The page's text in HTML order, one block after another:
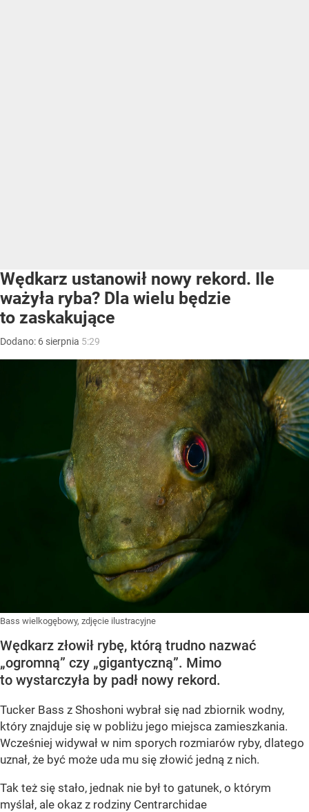
Wędkarz ustanowił nowy rekord. Ile
ważyła ryba? Dla wielu będzie
to zaskakujące
Dodano: 6 sierpnia 5:29
Bass wielkogębowy, zdjęcie ilustracyjne
Wędkarz złowił rybę, którą trudno nazwać
„ogromną” czy „gigantyczną”. Mimo
to wystarczyła by padł nowy rekord.
Tucker Bass z Shoshoni wybrał się nad zbiornik wodny,
który znajduje się w pobliżu jego miejsca zamieszkania.
Wcześniej widywał w nim sporych rozmiarów ryby, dlatego
uznał, że być może uda mu się złowić jedną z nich.
Tak też się stało, jednak nie był to gatunek, o którym
myślał, ale okaz z rodziny Centrarchidae